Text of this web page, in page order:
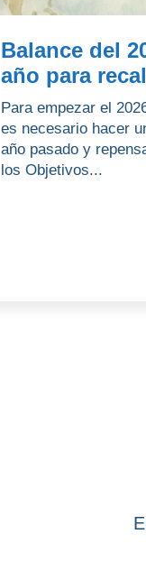
Balance del
año para
Para empezar el
es necesario hacer
año pasado y
los Objetivos...